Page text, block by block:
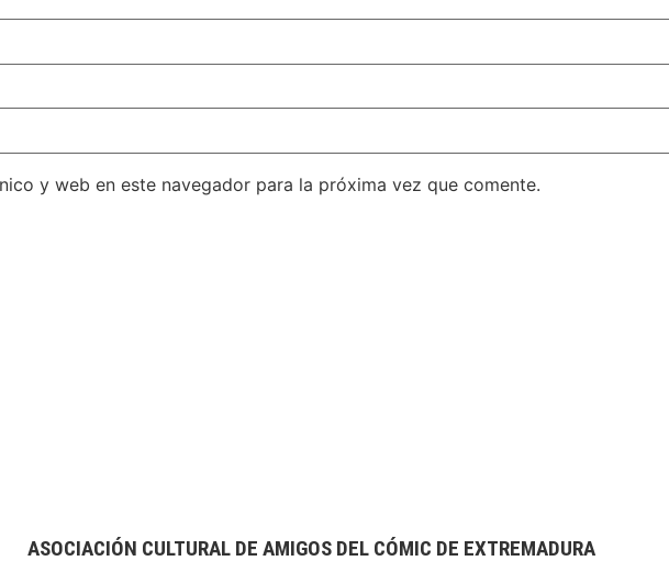
y web en este navegador para la próxima vez que comente.
ASOCIACIÓN CULTURAL DE AMIGOS DEL CÓMIC DE EXTREMADURA